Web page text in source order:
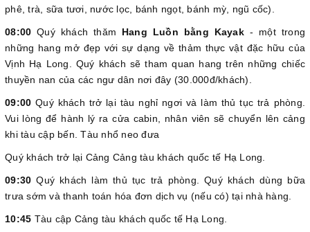
phê, trà, sữa tươi, nước lọc, bánh ngọt, bánh mỳ, ngũ cốc).
08:00Quý khách thăm Hang Luồn bằng Kayak - một trong
những hang mở đẹp với sự dạng về thảm thực vật đặc hữu của
Vịnh Hạ Long. Quý khách sẽ tham quan hang trên những chiếc
thuyền nan của các ngư dân nơi đây (30.000đ/khách).
09:00Quý khách trở lại tàu nghỉ ngơi và làm thủ tục trả phòng.
Vui lòng để hành lý ra cửa cabin, nhân viên sẽ chuyển lên cảng
khi tàu cập bến. Tàu nhổ neo đưa
Quý khách trở lại Cảng Cảng tàu khách quốc tế Hạ Long.
09:30Quý khách làm thủ tục trả phòng. Quý khách dùng bữa
trưa sớm và thanh toán hóa đơn dịch vụ (nếu có) tại nhà hàng.
10:45 Tàu cập Cảng tàu khách quốc tế Hạ Long.